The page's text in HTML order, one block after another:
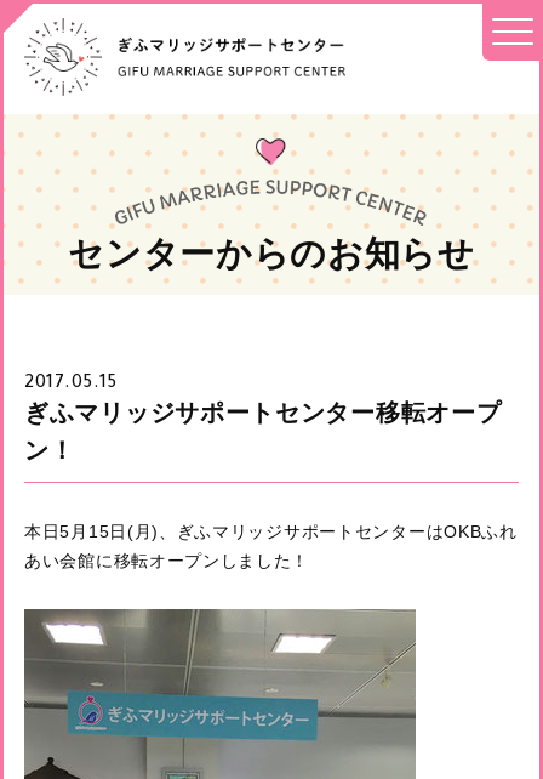
センターからのお知らせ
2017.05.15
ぎふマリッジサポートセンター移転オープ
ン！
本日5月15日(月)、ぎふマリッジサポートセンターはOKBふれ
あい会館に移転オープンしました！